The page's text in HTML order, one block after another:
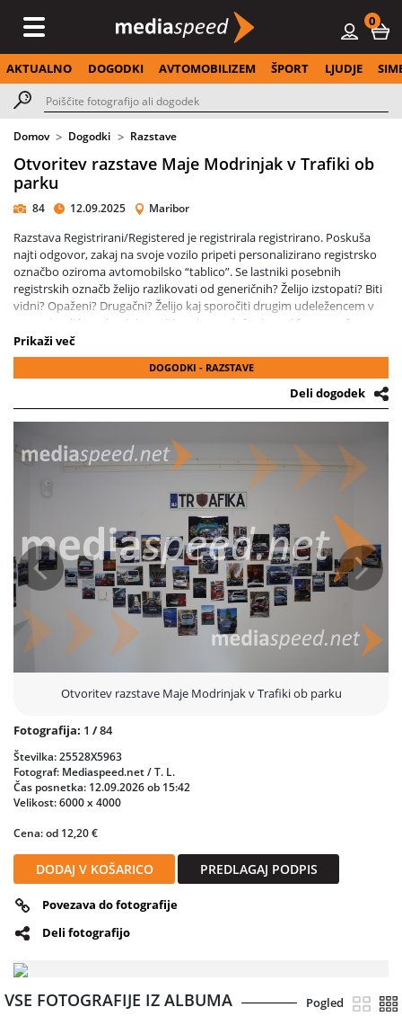
0
AKTUALNO DOGODKI AVTOMOBILIZEM ŠPORT LJUDJE
Domov Dogodki Razstave
Otvoritev razstave Maje Modrinjak v Trafiki ob
parku
84 12.09.2025 Maribor
Razstava Registrirani/Registered je registrirala registrirano. Poskuša
najti odgovor, zakaj na svoje vozilo pripeti personalizirano registrsko
označbo oziroma avtomobilsko “tablico”. Se lastniki posebnih
registrskih označb želijo razlikovati od generičnih? Želijo izstopati? Biti
vidni? Opaženi? Drugačni? Želijo kaj sporočiti drugim udeležencem v
prometu ali le na kovini pustiti svoje navdušenje nad ženo, možem,
otrokom? Kaj vse je torej, poleg upravne enote, registrirala
fotografinja Maja Modrinjak?
Razstava Registrirani/Registered je del programa Festivala fotografije
2025 v organizaciji Fotokluba Maribor.
Maja Modrinjak (1984) je po Srednji šoli za oblikovanje in fotografijo v
Ljubljani diplomirala na FERI v Mariboru, smer RTV produkcija, nato pa
je študij nadaljevala in diplomirala v Sežani na Višji strokovni šoli
Srečka Kosovela, smer fotografija. Članica Fotokluba Maribor je od leta
2015, zadnja leta pa je tudi članica umetniškega sveta, upravnega
odbora in vodja Fotogalerije Stolp. S fotografijo se je zaradi očeta,
znanega mariborskega fotografa, spoprijateljila že zgodaj, oče je bil
tudi njen prvi učitelj, mentor in vzornik. Svoje fotografije je razstavljala
tako doma kot v tujini.
Besedilo: Rok Kajzer
Prikaži več
DOGODKI - RAZSTAVE
Deli dogodek
Otvoritev razstave Maje Modrinjak v Trafiki ob parku
Prejšnja
Fotografija: 1 /84
Številka: 25528X5963
Fotograf: Mediaspeed.net / T. L.
Čas posnetka: 12.09.2026 ob 15:42
Velikost: 6000 x 4000
Cena: od 12,20 €
DODAJ V KOŠARICO PREDLAGAJ PODPIS
Povezava do fotografije
Deli fotografijo
VSE FOTOGRAFIJE IZ ALBUMA Pogled